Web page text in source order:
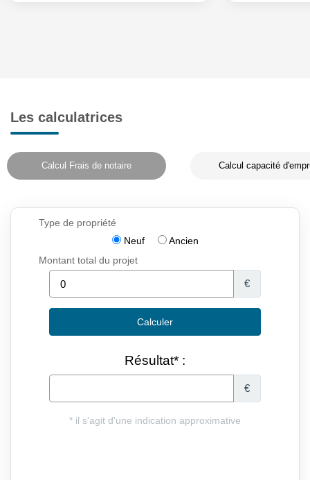
Les calculatrices
Calcul Frais de notaire Calcul capacité